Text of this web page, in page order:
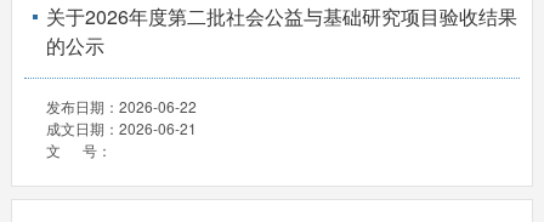
关于2026年度第二批社会公益与基础研究项目验收结果
的公示
发布日期： 2026-06-22
成文日期： 2026-06-21
文 号：